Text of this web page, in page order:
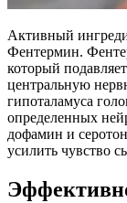
Активный
Фентермин.
который
центральную
гипоталамуса
определенных
дофамин и
усилить чувство